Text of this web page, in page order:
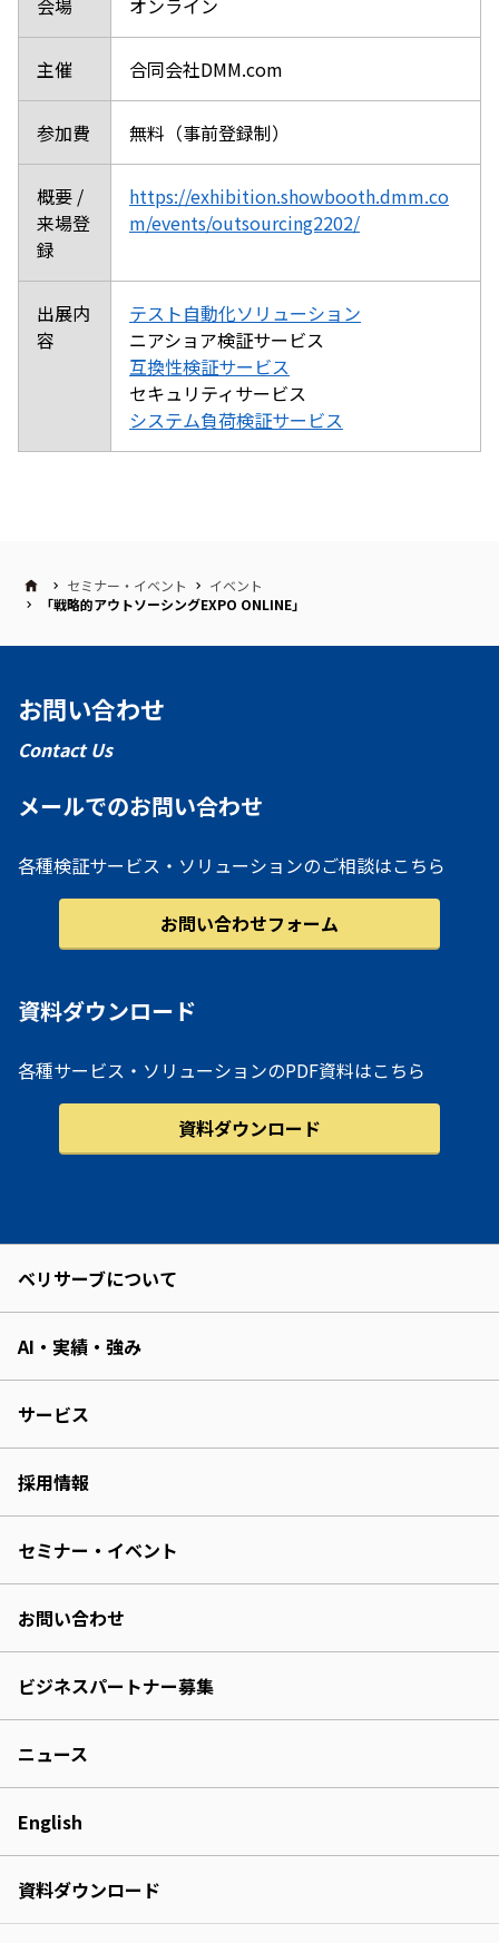
会場 オンライン
主催 合同会社DMM.com
参加費 無料（事前登録制）
概要 /
来場登
録
https://exhibition.showbooth.dmm.co
m/events/outsourcing2202/
出展内
容
テスト自動化ソリューション
ニアショア検証サービス
互換性検証サービス
セキュリティサービス
システム負荷検証サービス
セミナー・イベント
イベント
「戦略的アウトソーシングEXPO ONLINE」
お問い合わせ
Contact Us
メールでのお問い合わせ
各種検証サービス・ソリューションのご相談はこちら
お問い合わせフォーム
資料ダウンロード
各種サービス・ソリューションのPDF資料はこちら
資料ダウンロード
ベリサーブについて
AI・実績・強み
サービス
採用情報
セミナー・イベント
お問い合わせ
ビジネスパートナー募集
ニュース
English
資料ダウンロード